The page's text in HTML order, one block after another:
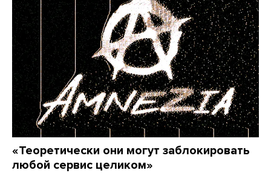
«Теоретически они могут заблокировать
любой сервис целиком»